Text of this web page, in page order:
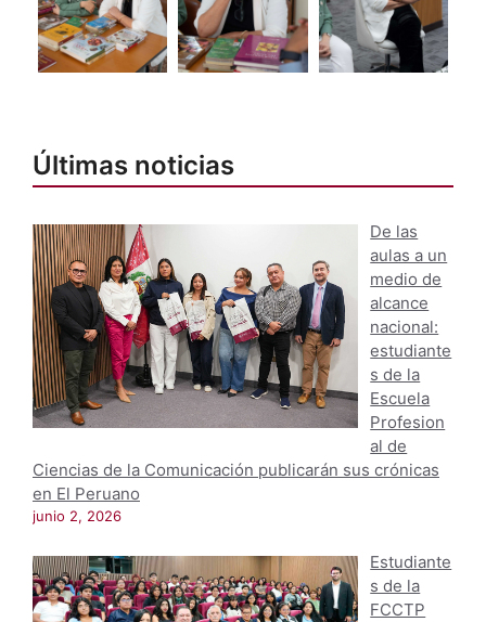
Últimas noticias
De las
aulas a un
medio de
alcance
nacional:
estudiante
s de la
Escuela
Profesion
al de
Ciencias de la Comunicación publicarán sus crónicas
en El Peruano
junio 2, 2026
Estudiante
s de la
FCCTP